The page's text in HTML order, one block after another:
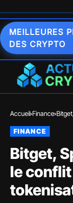
MEILLEURES
DES CRYPTO
Accueil Finance
FINANCE
Bitget,
le